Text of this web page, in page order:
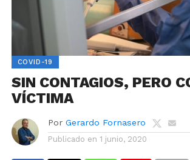
COVID-19
SIN CONTAGIOS, PERO
VÍCTIMA
Por Gerardo Fornasero
Publicado en 1 junio, 2020